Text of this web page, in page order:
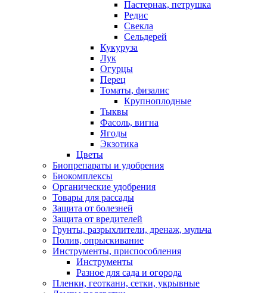
Пастернак, петрушка
Редис
Свекла
Сельдерей
Кукуруза
Лук
Огурцы
Перец
Томаты, физалис
Крупноплодные
Тыквы
Фасоль, вигна
Ягоды
Экзотика
Цветы
Биопрепараты и удобрения
Биокомплексы
Органические удобрения
Товары для рассады
Защита от болезней
Защита от вредителей
Грунты, разрыхлители, дренаж, мульча
Полив, опрыскивание
Инструменты, приспособления
Инструменты
Разное для сада и огорода
Пленки, геоткани, сетки, укрывные